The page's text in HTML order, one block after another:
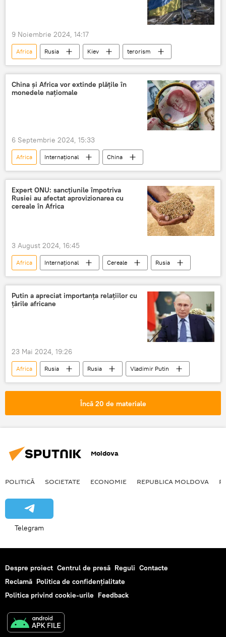
9 Noiembrie 2024, 14:17
Africa Rusia Kiev terorism
China și Africa vor extinde plățile în
monedele națiomale
6 Septembrie 2024, 15:33
Africa Internațional China
Expert ONU: sancțiunile împotriva
Rusiei au afectat aprovizionarea cu
cereale în Africa
3 August 2024, 16:45
Africa Internațional Cereale Rusia
Putin a apreciat importanța relațiilor cu
țările africane
23 Mai 2024, 19:26
Africa Rusia Rusia Vladimir Putin
Încă 20 de materiale
Moldova
POLITICĂ SOCIETATE ECONOMIE REPUBLICA MOLDOVA
Telegram
Despre proiect Centrul de presă Reguli Contacte
Reclamă Politica de confidențialitate
Politica privind cookie-urile Feedback